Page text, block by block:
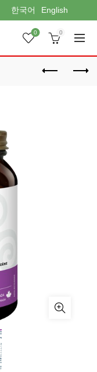
한국어 English
0 0